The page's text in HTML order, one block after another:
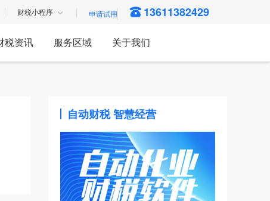
财税小程序 13611382429
税资讯 服务区域 关于我们
自动财税 智慧经营